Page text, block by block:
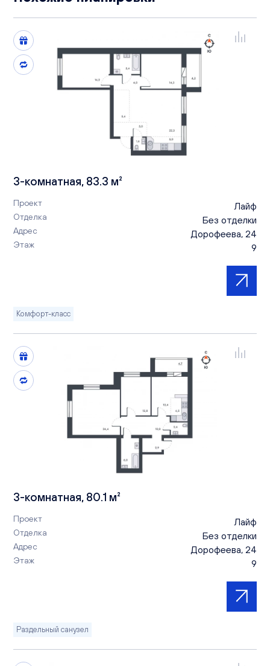
3-комнатная, 83.3 м²
Проект Лайф
Отделка Без отделки
Адрес Дорофеева, 24
Этаж 9
Комфорт-класс
3-комнатная, 80.1 м²
Проект Лайф
Отделка Без отделки
Адрес Дорофеева, 24
Этаж 9
Раздельный санузел